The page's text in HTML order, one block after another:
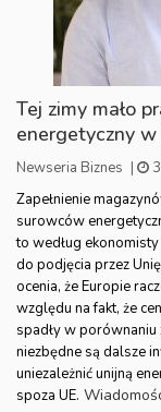
Tej zimy mało
energetyczny w
Newseria Biznes |
Zapełnienie
surowców
to według
do podjęcia przez
ocenia, że Europie
względu na fakt, że
spadły w porównaniu
niezbędne są dalsze
uniezależnić unijną
spoza UE.